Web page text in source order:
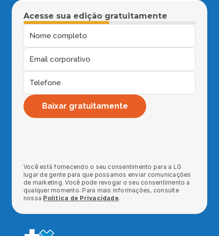
Acesse sua edição gratuitamente
Baixar gratuitamente
Você está fornecendo o seu consentimento para a LG
lugar de gente para que possamos enviar comunicações
de marketing. Você pode revogar o seu consentimento a
qualquer momento. Para mais informações, consulte
nossa Política de Privacidade.